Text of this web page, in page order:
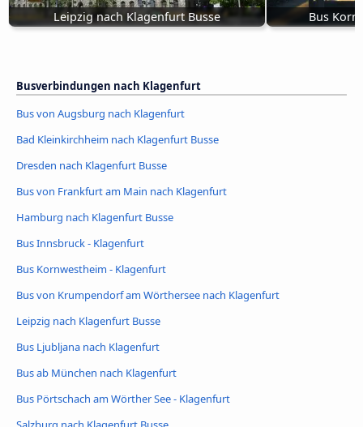
Leipzig nach Klagenfurt Busse Bus
Busverbindungen nach Klagenfurt
Bus von Augsburg nach Klagenfurt
Bad Kleinkirchheim nach Klagenfurt Busse
Dresden nach Klagenfurt Busse
Bus von Frankfurt am Main nach Klagenfurt
Hamburg nach Klagenfurt Busse
Bus Innsbruck - Klagenfurt
Bus Kornwestheim - Klagenfurt
Bus von Krumpendorf am Wörthersee nach Klagenfurt
Leipzig nach Klagenfurt Busse
Bus Ljubljana nach Klagenfurt
Bus ab München nach Klagenfurt
Bus Pörtschach am Wörther See - Klagenfurt